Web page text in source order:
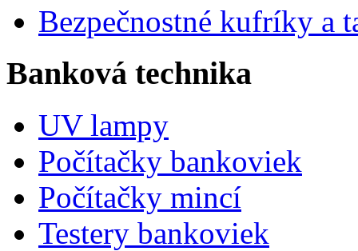
Bezpečnostné kufríky a
Banková technika
UV lampy
Počítačky bankoviek
Počítačky mincí
Testery bankoviek